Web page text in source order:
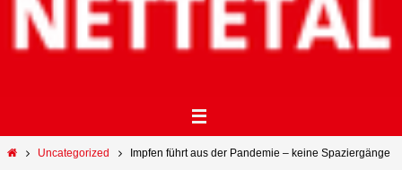
Uncategorized Impfen führt aus der Pandemie – keine Spaziergänge